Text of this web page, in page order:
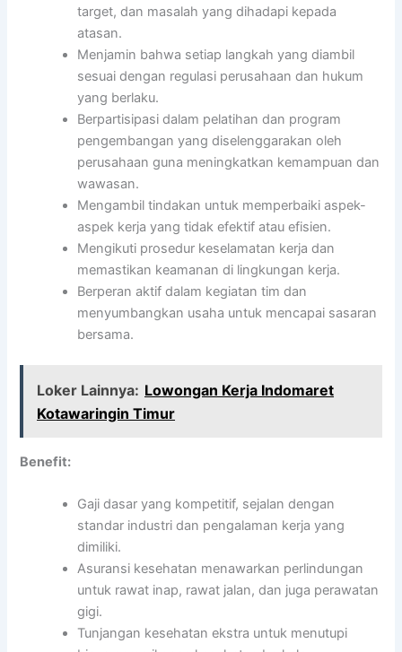
target, dan masalah yang dihadapi kepada
atasan.
Menjamin bahwa setiap langkah yang diambil
sesuai dengan regulasi perusahaan dan hukum
yang berlaku.
Berpartisipasi dalam pelatihan dan program
pengembangan yang diselenggarakan oleh
perusahaan guna meningkatkan kemampuan dan
wawasan.
Mengambil tindakan untuk memperbaiki aspek-
aspek kerja yang tidak efektif atau efisien.
Mengikuti prosedur keselamatan kerja dan
memastikan keamanan di lingkungan kerja.
Berperan aktif dalam kegiatan tim dan
menyumbangkan usaha untuk mencapai sasaran
bersama.
Loker Lainnya: Lowongan Kerja Indomaret
Kotawaringin Timur
Benefit:
Gaji dasar yang kompetitif, sejalan dengan
standar industri dan pengalaman kerja yang
dimiliki.
Asuransi kesehatan menawarkan perlindungan
untuk rawat inap, rawat jalan, dan juga perawatan
gigi.
Tunjangan kesehatan ekstra untuk menutupi